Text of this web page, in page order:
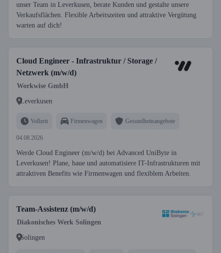
unser Team in Leverkusen, berate Kunden und gestalte unsere
Verkaufsflächen. Flexible Arbeitszeiten und attraktive Vergütung
warten auf dich!
Cloud Engineer - Infrastruktur / Storage /
Netzwerk (m/w/d)
Workwise GmbH
Leverkusen
Vollzeit Firmenwagen Gesundheitsangebote
04.08.2026
Werde Cloud Engineer (m/w/d) bei Advanced UniByte in
Leverkusen! Plane, baue und automatisiere IT-Infrastrukturen mit
attraktiven Benefits wie Firmenwagen und flexiblem Arbeiten.
Team-Assistenz (m/w/d)
Diakonisches Werk Solingen
Solingen